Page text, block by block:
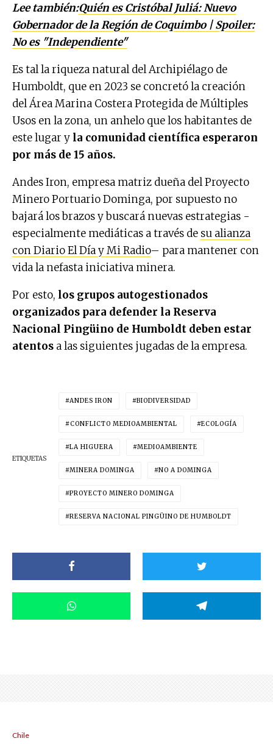
Lee también:Quién es Cristóbal Juliá: Nuevo
Gobernador de la Región de Coquimbo | Spoiler:
No es "Independiente"
Es tal la riqueza natural del Archipiélago de
Humboldt, que en 2023 se concretó la creación
del Área Marina Costera Protegida de Múltiples
Usos en la zona, un anhelo que los habitantes de
este lugar y la comunidad científica esperaron
por más de 15 años.
Andes Iron, empresa matriz dueña del Proyecto
Minero Portuario Dominga, por supuesto no
bajará los brazos y buscará nuevas estrategias -
especialmente mediáticas a través de su alianza
con Diario El Día y Mi Radio– para mantener con
vida la nefasta iniciativa minera.
Por esto, los grupos autogestionados
organizados para defender la Reserva
Nacional Pingüino de Humboldt deben estar
atentos a las siguientes jugadas de la empresa.
ETIQUETAS
ANDES IRON BIODIVERSIDAD
CONFLICTO MEDIOAMBIENTAL ECOLOGÍA
LA HIGUERA MEDIOAMBIENTE
MINERA DOMINGA NO A DOMINGA
PROYECTO MINERO DOMINGA
RESERVA NACIONAL PINGÜINO DE HUMBOLDT
Chile